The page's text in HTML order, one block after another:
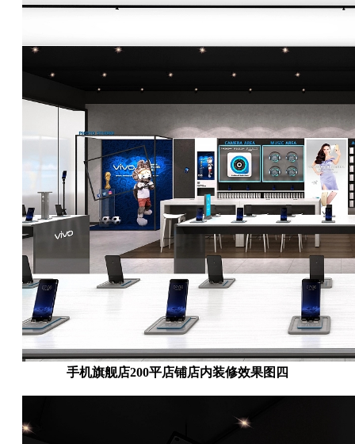
手机旗舰店200平店铺店内装修效果图四